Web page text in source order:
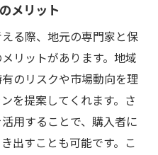
メリット
る際、地元の専門家と保
リットがあります。地域
のリスクや市場動向を理
を提案してくれます。さ
用することで、購入者に
出すことも可能です。こ